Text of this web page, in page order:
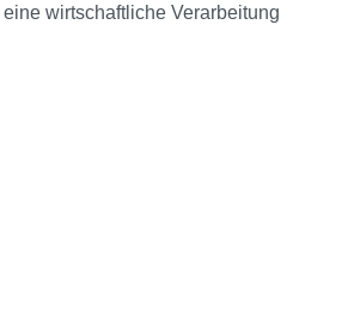
wirtschaftliche Verarbeitung